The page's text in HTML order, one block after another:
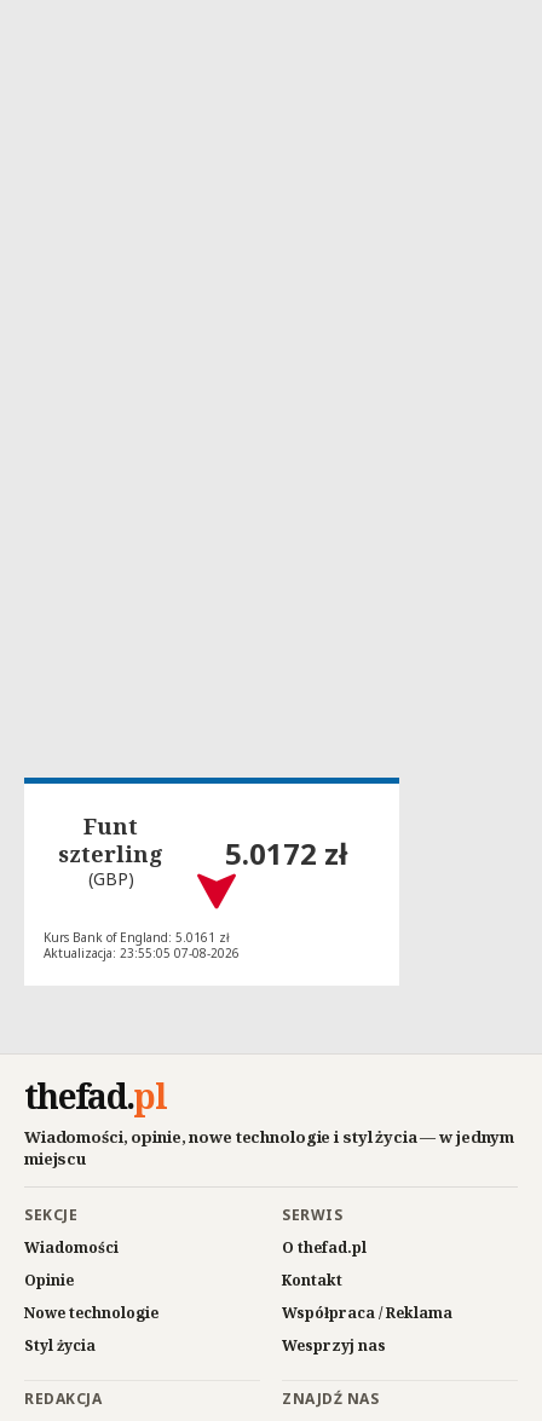
Funt
szterling
(GBP)
5.0172 zł
Kurs Bank of England: 5.0161 zł
Aktualizacja: 23:55:05 07-08-2026
thefad.pl
Wiadomości, opinie, nowe technologie i styl życia — w jednym
miejscu
SEKCJE
Wiadomości
Opinie
Nowe technologie
Styl życia
SERWIS
O thefad.pl
Kontakt
Współpraca / Reklama
Wesprzyj nas
REDAKCJA ZNAJDŹ NAS